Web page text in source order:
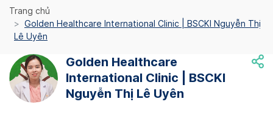
Trang chủ
Golden Healthcare International Clinic | BSCKI Nguyễn Thị
Lê Uyên
Golden Healthcare
International Clinic | BSCKI
Nguyễn Thị Lê Uyên